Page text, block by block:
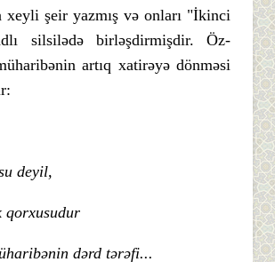
xeyli şeir yazmış və onları "İkinci
silsilədə birləşdirmişdir. Öz-
artıq xatirəyə dönməsi
deyil,
qorxusudur
dərd tərəfi...